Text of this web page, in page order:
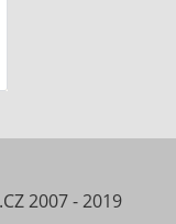
2007 - 2019